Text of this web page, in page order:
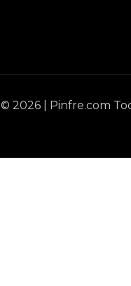
© 2026 | Pinfre.com